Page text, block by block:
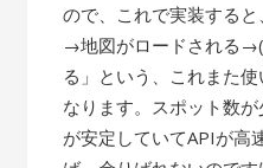
ので、これで実装する
→地図がロードされる
る」という、これまた
なります。スポット数
が安定していてAPIが高